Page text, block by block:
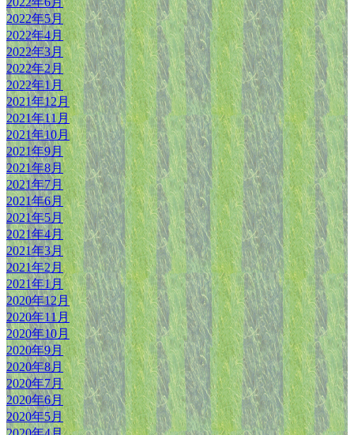
2022年5月
2022年4月
2022年3月
2022年2月
2022年1月
2021年12月
2021年11月
2021年10月
2021年9月
2021年8月
2021年7月
2021年6月
2021年5月
2021年4月
2021年3月
2021年2月
2021年1月
2020年12月
2020年11月
2020年10月
2020年9月
2020年8月
2020年7月
2020年6月
2020年5月